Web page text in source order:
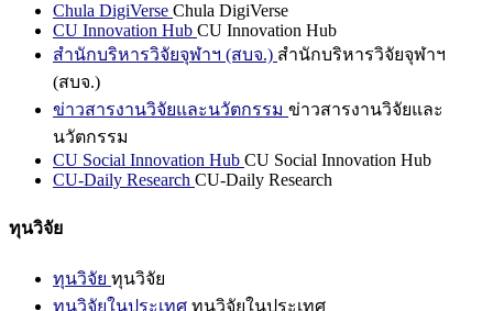
Chula DigiVerse Chula DigiVerse
CU Innovation Hub CU Innovation Hub
สำนักบริหารวิจัยจุฬาฯ (สบจ.) สำนักบริหารวิจัยจุฬาฯ
(สบจ.)
ข่าวสารงานวิจัยและนวัตกรรม ข่าวสารงานวิจัยและ
นวัตกรรม
CU Social Innovation Hub CU Social Innovation Hub
CU-Daily Research CU-Daily Research
ทุนวิจัย
ทุนวิจัย ทุนวิจัย
ทุนวิจัยในประเทศ ทุนวิจัยในประเทศ